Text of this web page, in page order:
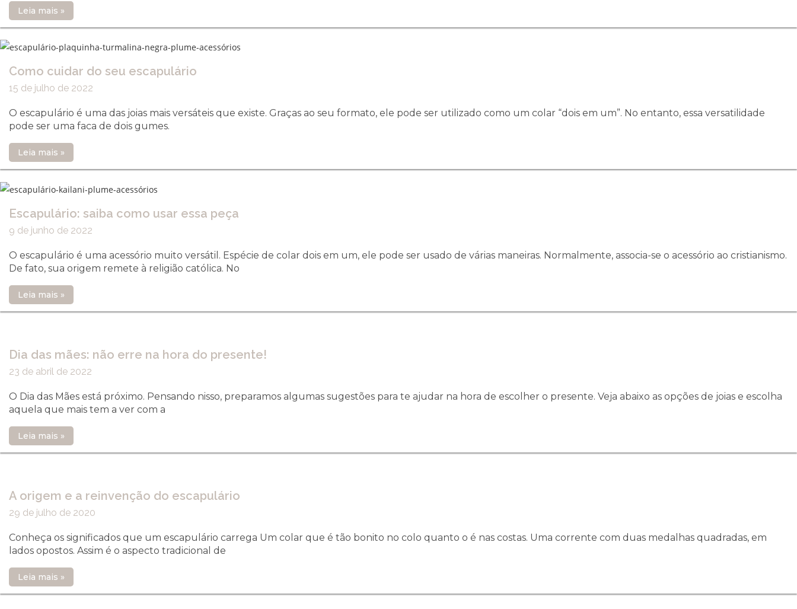
Leia mais »
Como cuidar do seu escapulário
15 de julho de 2022
O escapulário é uma das joias mais versáteis que existe. Graças ao seu formato, ele pode ser utilizado como um colar “dois em um”. No entanto, essa versatilidade
pode ser uma faca de dois gumes.
Leia mais »
Escapulário: saiba como usar essa peça
9 de junho de 2022
O escapulário é uma acessório muito versátil. Espécie de colar dois em um, ele pode ser usado de várias maneiras. Normalmente, associa-se o acessório ao cristianismo.
De fato, sua origem remete à religião católica. No
Leia mais »
Dia das mães: não erre na hora do presente!
23 de abril de 2022
O Dia das Mães está próximo. Pensando nisso, preparamos algumas sugestões para te ajudar na hora de escolher o presente. Veja abaixo as opções de joias e escolha
aquela que mais tem a ver com a
Leia mais »
A origem e a reinvenção do escapulário
29 de julho de 2020
Conheça os significados que um escapulário carrega Um colar que é tão bonito no colo quanto o é nas costas. Uma corrente com duas medalhas quadradas, em
lados opostos. Assim é o aspecto tradicional de
Leia mais »